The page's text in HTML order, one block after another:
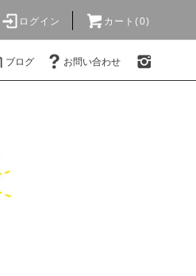
ログイン カート(0)
ブログ お問い合わせ